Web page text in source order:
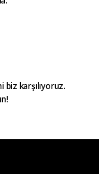
karşılıyoruz.